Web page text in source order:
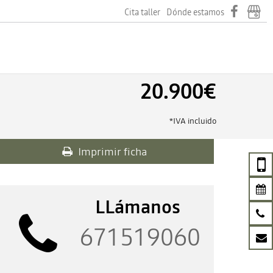
Cita taller Dónde estamos
20.900€
*IVA incluido
Imprimir ficha
LLámanos
671519060